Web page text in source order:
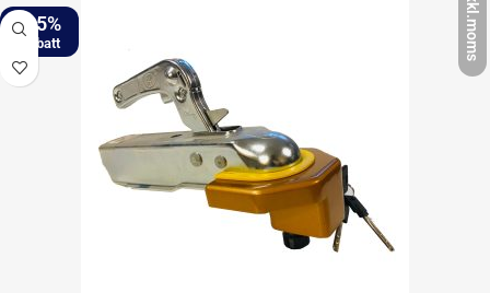
exkl.moms
-25%